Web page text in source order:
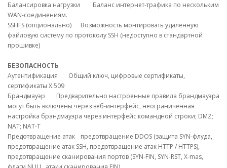
Балансировка нагрузки
Баланс интернет-трафика по нескольким
WAN-соединениям.
SSHFS (опционально)
Возможность монтировать удаленную
файловую систему по протоколу SSH (недоступно в стандартной
прошивке)
БЕЗОПАСНОСТЬ
Аутентификация
Общий ключ, цифровые сертификаты,
сертификаты X.509
Брандмауэр
Предварительно настроенные правила брандмауэра
могут быть включены через веб-интерфейс, неограниченная
настройка брандмауэра через интерфейс командной строки; DMZ;
NAT; NAT-T
Предотвращение атак
предотвращение DDOS (защита SYN-флуда,
предотвращение атак SSH, предотвращение атак HTTP / HTTPS),
предотвращение сканирования портов (SYN-FIN, SYN-RST, X-mas,